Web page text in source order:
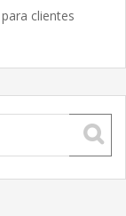
clientes